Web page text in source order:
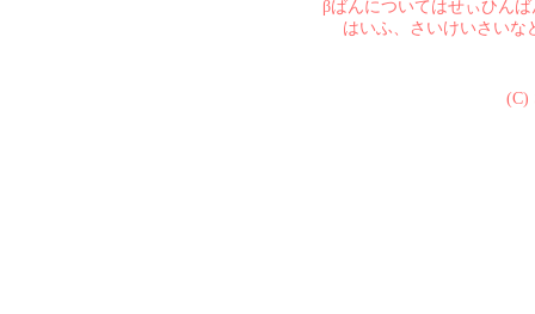
βばんについてはせぃひん
はいふ、さいけいさいな
(C)